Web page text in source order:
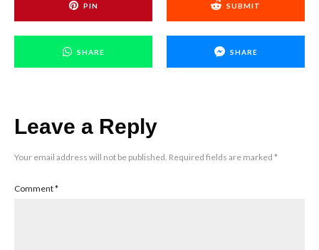
PIN SUBMIT
SHARE SHARE
Leave a Reply
Your email address will not be published. Required fields are marked *
Comment*